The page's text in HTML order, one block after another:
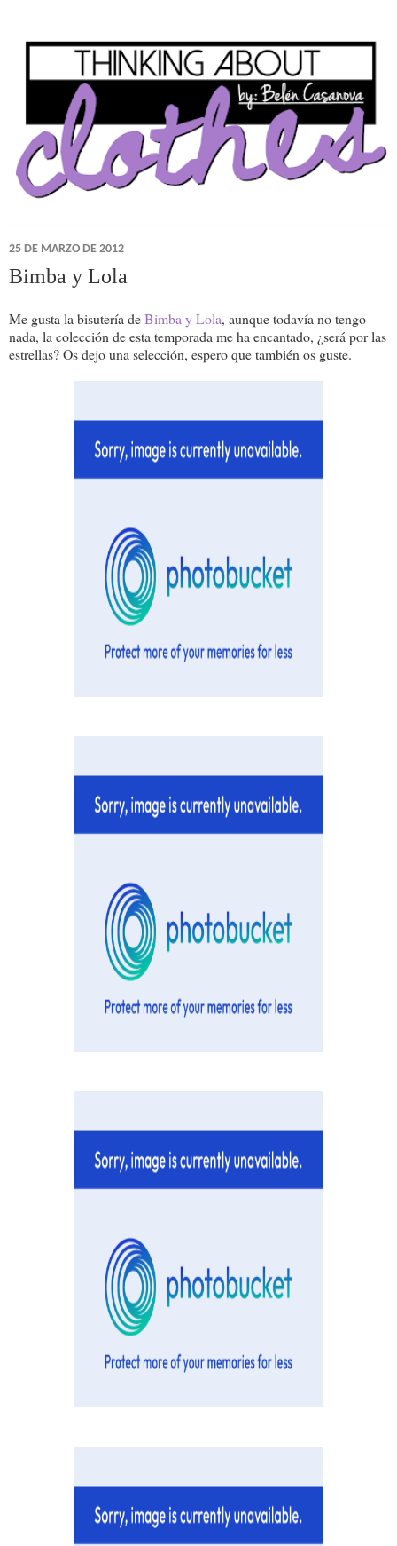
25 DE MARZO DE 2012
Bimba y Lola
Me gusta la bisutería deBimba y Lola, aunque todavía no tengo
nada, la colección de esta temporada me ha encantado, ¿será por las
estrellas? Os dejo una selección, espero que también os guste.